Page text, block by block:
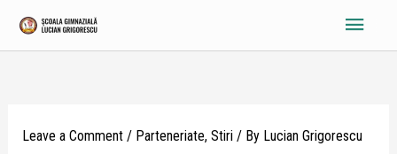
content
Main
Leave a Comment / Parteneriate, Stiri/ By Lucian Grigorescu